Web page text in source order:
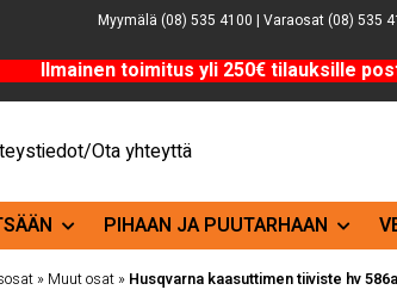
Myymälä (08) 535 4100 | Varaosat (08) 535
Ilmainen toimitus yli 250€ tilauksille
Ota yhteyttä
PIHAAN JA PUUTARHAAN
» Muut osat » Husqvarna kaasuttimen tiiviste hv